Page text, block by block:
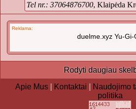
Tel nr.: 37064876700, Klaipėda
Reklama:
duelme.xyz Yu-Gi-
Rodyti daugiau
Apie Mus
Kontaktai Naudojimo
politika